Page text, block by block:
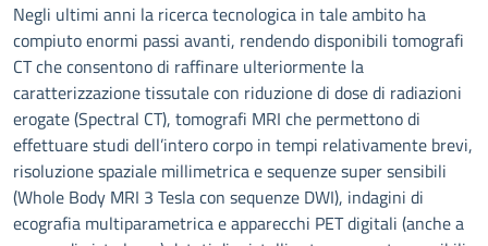
Negli ultimi anni la ricerca tecnologica in tale ambito ha
compiuto enormi passi avanti, rendendo disponibili tomografi
CT che consentono di raffinare ulteriormente la
caratterizzazione tissutale con riduzione di dose di radiazioni
erogate (Spectral CT), tomografi MRI che permettono di
effettuare studi dell’intero corpo in tempi relativamente brevi,
risoluzione spaziale millimetrica e sequenze super sensibili
(Whole Body MRI 3 Tesla con sequenze DWI), indagini di
ecografia multiparametrica e apparecchi PET digitali (anche a